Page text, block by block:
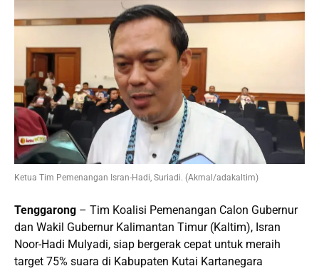
Ketua Tim Pemenangan Isran-Hadi, Suriadi. (Akmal/adakaltim)
Tenggarong – Tim Koalisi Pemenangan Calon Gubernur
dan Wakil Gubernur Kalimantan Timur (Kaltim), Isran
Noor-Hadi Mulyadi, siap bergerak cepat untuk meraih
target 75% suara di Kabupaten Kutai Kartanegara